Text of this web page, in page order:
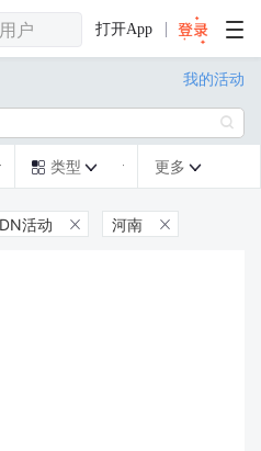
打开App
我的活动

 类型  更多 
活动  河南 